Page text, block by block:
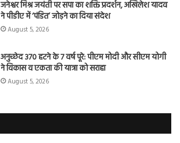
जनेश्वर मिश्र जयंती पर सपा का शक्ति प्रदर्शन, अखिलेश यादव
ने पीडीए में ‘पंडित’ जोड़ने का दिया संदेश
August 5, 2026
अनुच्छेद 370 हटने के 7 वर्ष पूरे: पीएम मोदी और सीएम योगी
ने विकास व एकता की यात्रा को सराहा
August 5, 2026